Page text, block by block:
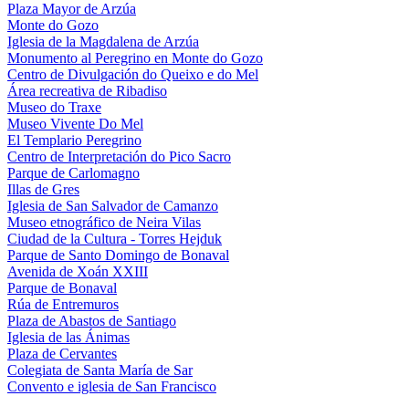
Plaza Mayor de Arzúa
Monte do Gozo
Iglesia de la Magdalena de Arzúa
Monumento al Peregrino en Monte do Gozo
Centro de Divulgación do Queixo e do Mel
Área recreativa de Ribadiso
Museo do Traxe
Museo Vivente Do Mel
El Templario Peregrino
Centro de Interpretación do Pico Sacro
Parque de Carlomagno
Illas de Gres
Iglesia de San Salvador de Camanzo
Museo etnográfico de Neira Vilas
Ciudad de la Cultura - Torres Hejduk
Parque de Santo Domingo de Bonaval
Avenida de Xoán XXIII
Parque de Bonaval
Rúa de Entremuros
Plaza de Abastos de Santiago
Iglesia de las Ánimas
Plaza de Cervantes
Colegiata de Santa María de Sar
Convento e iglesia de San Francisco